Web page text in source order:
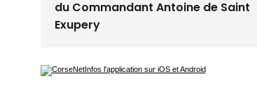
31/07/2026 08:22
82ème anniversaire de la disparition